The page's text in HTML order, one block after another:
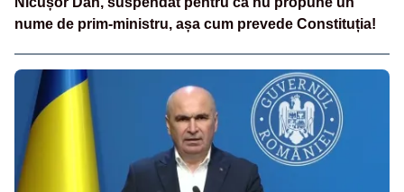
nume de prim-ministru, așa cum prevede Constituția!